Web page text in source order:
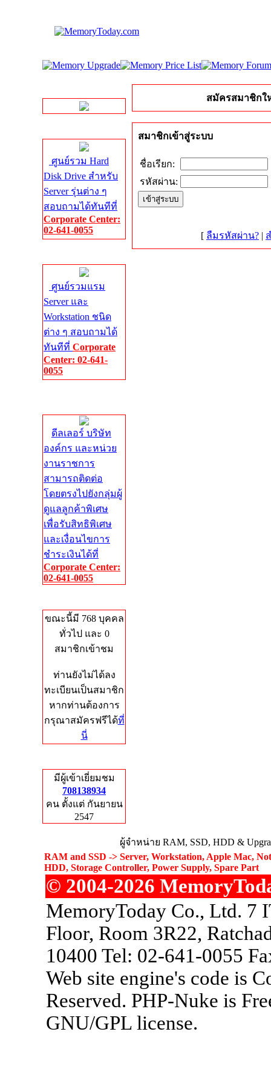
ศูนย์รวม Hard
Disk Drive สำหรับ
Server รุ่นต่าง ๆ
สอบถามได้ทันทีที่
Corporate Center:
02-641-0055
ศูนย์รวมแรม
Server และ
Workstation ชนิด
ต่าง ๆ สอบถามได้
ทันทีที่ Corporate
Center: 02-641-
0055
ดีลเลอร์ บริษัท
องค์กร และหน่วย
งานราชการ
สามารถติดต่อ
โดยตรงไปยังกลุ่มผู้
ดูแลลูกค้าพิเศษ
เพื่อรับสิทธิพิเศษ
และเงื่อนไขการ
ชำระเงินได้ที่
Corporate Center:
02-641-0055
ขณะนี้มี 768 บุคคล
ทั่วไป และ 0
สมาชิกเข้าชม
ท่านยังไม่ได้ลง
ทะเบียนเป็นสมาชิก
หากท่านต้องการ
กรุณาสมัครฟรีได้ที่
นี่
มีผู้เข้าเยี่ยมชม
708138934
คน ตั้งแต่ กันยายน
2547
สมัครสมาชิกใ
สมาชิกเข้าสู่ระบบ
ชื่อเรียก:
รหัสผ่าน:
[ ลืมรหัสผ่าน? |
ผู้จำหน่าย RAM, SSD, HDD &
RAM and SSD -> Server, Workstation, Apple Mac,
HDD, Storage Controller, Power Supply, Spare Part
© 2004-2026
MemoryToday Co., Ltd. 7
Floor, Room 3R22,
10400 Tel: 02-641-0055
Web site engine's code is
Reserved. PHP-Nuke is
GNU/GPL license.